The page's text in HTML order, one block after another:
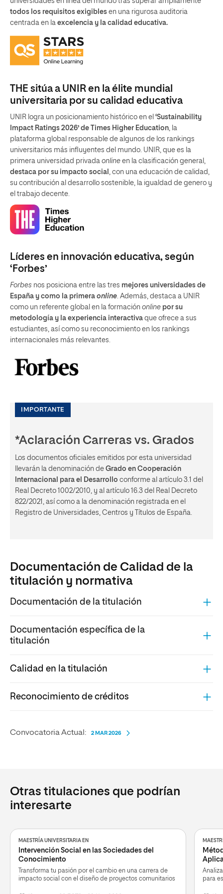
todos los requisitos exigibles en una rigurosa auditoria
centrada en la excelencia y la calidad educativa.
THE sitúa a UNIR en la élite mundial
universitaria por su calidad educativa
UNIR logra un posicionamiento histórico en el ‘Sustainability
Impact Ratings 2026’ de Times Higher Education, la
plataforma global responsable de algunos de los rankings
universitarios más influyentes del mundo. UNIR, que es la
primera universidad privada online en la clasificación general,
destaca por su impacto social , con una educación de calidad,
su contribución al desarrollo sostenible, la igualdad de genero y
el trabajo decente.
Líderes en innovación educativa, según
‘Forbes’
Forbes nos posiciona entre las tres mejores universidades de
España y como la primera online. Además, destaca a UNIR
como un referente global en la formación online por su
metodología y la experiencia interactiva que ofrece a sus
estudiantes, así como su reconocimiento en los rankings
internacionales más relevantes.
IMPORTANTE
*Aclaración Carreras vs. Grados
Los documentos oficiales emitidos por esta universidad
llevarán la denominación de Grado en Cooperación
Internacional para el Desarrollo conforme al artículo 3.1 del
Real Decreto 1002/2010, y al artículo 16.3 del Real Decreto
822/2021, así como a la denominación registrada en el
Registro de Universidades, Centros y Títulos de España.
Documentación de Calidad de la
titulación y normativa
Documentación de la titulación
Documentación específica de la
titulación
Calidad en la titulación
Reconocimiento de créditos
Convocatoria Actual: 2 MAR 2026
Otras titulaciones que podrían
interesarte
MAESTRÍA UNIVERSITARIA EN
Intervención Social en las Sociedades del
Conocimiento
Transforma tu pasión por el cambio en una carrera de
impacto social con el diseño de proyectos comunitarios
para